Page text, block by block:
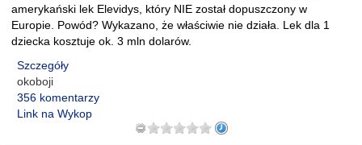
amerykański lek Elevidys, który NIE został dopuszczony w
Europie. Powód? Wykazano, że właściwie nie działa. Lek dla 1
dziecka kosztuje ok. 3 mln dolarów.
Szczegóły
okoboji
356 komentarzy
Link na Wykop